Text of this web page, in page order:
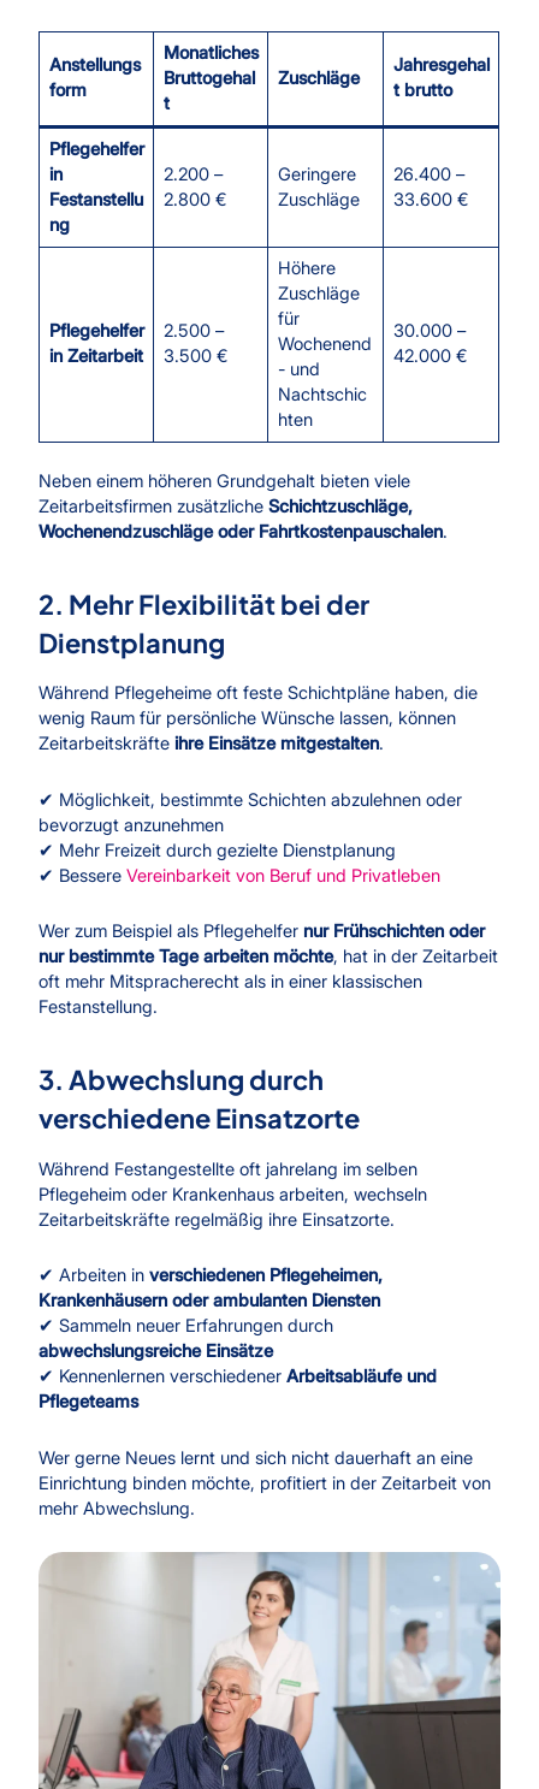
Anstellungs
form
Monatliches
Bruttogehal
t
Zuschläge
Jahresgehal
t brutto
Pflegehelfer
in
Festanstellu
ng
2.200 –
2.800 €
Geringere
Zuschläge
26.400 –
33.600 €
Pflegehelfer
in Zeitarbeit
2.500 –
3.500 €
Höhere
Zuschläge
für
Wochenend
- und
Nachtschic
hten
30.000 –
42.000 €
Neben einem höheren Grundgehalt bieten viele
Zeitarbeitsfirmen zusätzlicheSchichtzuschläge,
Wochenendzuschläge oder Fahrtkostenpauschalen.
2. Mehr Flexibilität bei der
Dienstplanung
Während Pflegeheime oft feste Schichtpläne haben, die
wenig Raum für persönliche Wünsche lassen, können
Zeitarbeitskräfteihre Einsätze mitgestalten.
✔ Möglichkeit, bestimmte Schichten abzulehnen oder
bevorzugt anzunehmen
✔ Mehr Freizeit durch gezielte Dienstplanung
✔ BessereVereinbarkeit von Beruf und Privatleben
Wer zum Beispiel als Pflegehelfer nur Frühschichten oder
nur bestimmte Tage arbeiten möchte, hat in der Zeitarbeit
oft mehr Mitspracherecht als in einer klassischen
Festanstellung.
3. Abwechslung durch
verschiedene Einsatzorte
Während Festangestellte oft jahrelang im selben
Pflegeheim oder Krankenhaus arbeiten, wechseln
Zeitarbeitskräfte regelmäßig ihre Einsatzorte.
✔ Arbeiten inverschiedenen Pflegeheimen,
Krankenhäusern oder ambulanten Diensten
✔ Sammeln neuer Erfahrungen durch
abwechslungsreiche Einsätze
✔ Kennenlernen verschiedenerArbeitsabläufe und
Pflegeteams
Wer gerne Neues lernt und sich nicht dauerhaft an eine
Einrichtung binden möchte, profitiert in der Zeitarbeit von
mehr Abwechslung.